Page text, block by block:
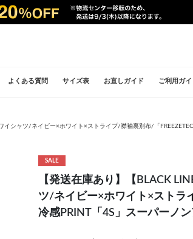
よくある質問 サイズ表 お直しガイド ご利用ガイ
イシャツ/ネイビー×ホワイト×ストライプ/襟袖裏別布/「
SALE
【発送在庫あり】【BLACK
ツ/ネイビー×ホワイト×ストラ
冷感PRINT「4S」スーパーノ